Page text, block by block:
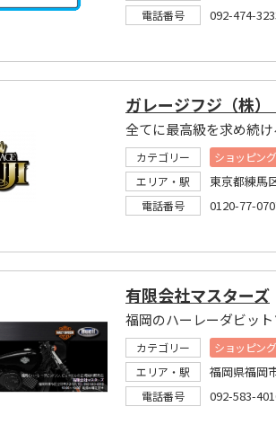
電話番号 092-474-
ガレージフジ（株
全てに最高級を求め続
カテゴリー ショッピング
エリア・駅
東京都練馬
電話番号 0120-77-
有限会社マスターズ
福岡のハーレーダビッ
カテゴリー ショッピング
エリア・駅
福岡県福岡
電話番号 092-583-